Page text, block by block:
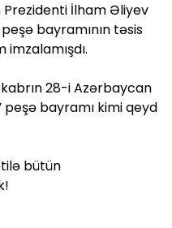
Prezidenti İlham Əliyev
bayramının təsis
28-i Azərbaycan
peşə bayramı kimi qeyd
bütün